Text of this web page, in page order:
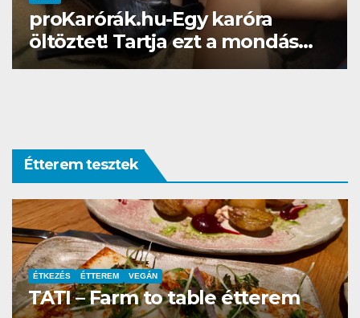
Gél lakk otthon? Naná, a
Brillbirddel simán!
Étterem tesztek
ÉTTEREM
La Villa Étterem és Pizzéria